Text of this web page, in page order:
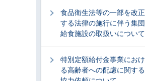
食品衛生法等の一部を改正
する法律の施行に伴う集団
給食施設の取扱いについて
特別定額給付金事業におけ
る高齢者への配慮に関する